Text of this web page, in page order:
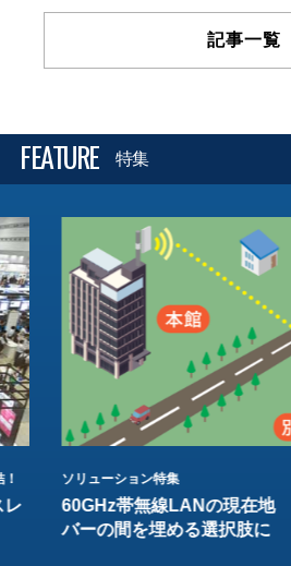
記事一覧
FEATURE 特集
レ
ソリューション特集
60GHz帯無線LANの現在地
バーの間を埋める選択肢に